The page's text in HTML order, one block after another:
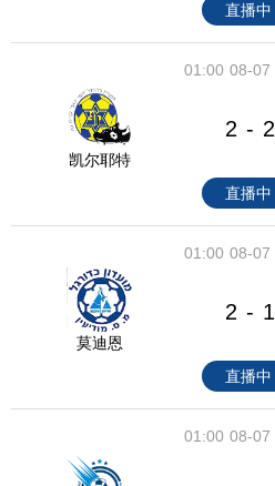
直播中
08-07
01:00
凯尔耶特
2 - 2
直播中
08-07
01:00
莫迪恩
2 - 1
直播中
08-07
01:00